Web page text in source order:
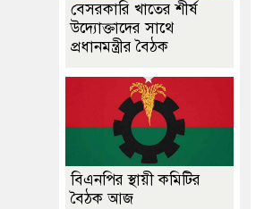
বেসরকারি খাতের শীর্ষ
উদ্যোক্তাদের সাথে
প্রধানমন্ত্রীর বৈঠক
বিএনপির স্থায়ী কমিটির
বৈঠক আজ